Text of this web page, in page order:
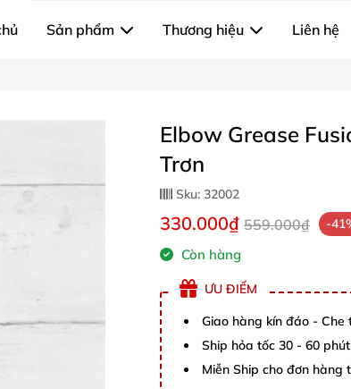
Sản phẩm Thương hiệu Liên hệ
Elbow Grease
Trơn
Sku: 32002
330.000₫ 559.000₫ -
Còn hàng
ƯU ĐIỂM
Giao hàng kín đáo - Che
Ship hỏa tốc 30 - 60 phút
Miễn Ship cho đơn hàng